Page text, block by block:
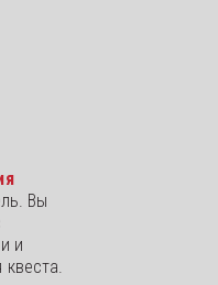
По итогам приключения
Вы
и